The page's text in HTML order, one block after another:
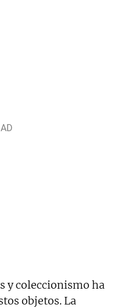
y coleccionismo ha
objetos. La